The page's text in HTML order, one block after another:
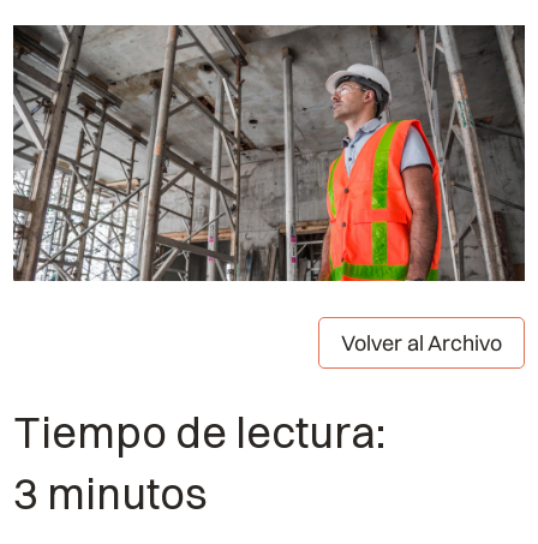
Volver al Archivo
Tiempo de lectura:
3 minutos